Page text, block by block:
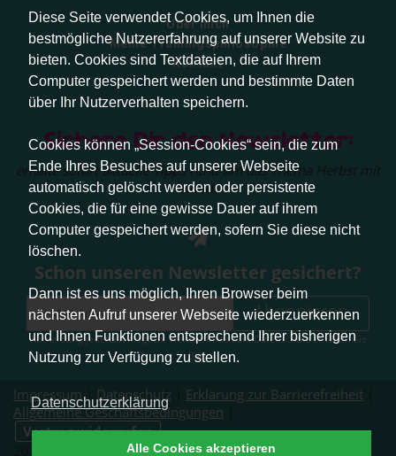
Diese Seite verwendet Cookies, um Ihnen die
bestmögliche Nutzererfahrung auf unserer Website zu
bieten. Cookies sind Textdateien, die auf Ihrem
Computer gespeichert werden und bestimmte Daten
über Ihr Nutzerverhalten speichern.
Cookies können „Session-Cookies“ sein, die zum
Ende Ihres Besuches auf unserer Webseite
automatisch gelöscht werden oder persistente
Cookies, die für eine gewisse Dauer auf ihrem
Computer gespeichert werden, sofern Sie diese nicht
löschen.
Dann ist es uns möglich, Ihren Browser beim
nächsten Aufruf unserer Webseite wiederzuerkennen
und Ihnen Funktionen entsprechend Ihrer bisherigen
Nutzung zur Verfügung zu stellen.
Datenschutzerklärung
Alle Cookies akzeptieren
Über mich
Meine Trainingsphilosophie
Kontakt
Sichere Dir den Newsletter:
erhalte sofort aktuelle Tipps rund um das Thema Herbst mit
Hund.
Schon unseren Newsletter gesichert?
Abonnieren
Abmeldung jederzeit möglich. Weitere Infos zum Datenschutz erhalten Sie
hier.
Impressum| Datenschutz Erklärung zur Barrierefreiheit
Allgemeine Geschäftsbedingungen
Vertrag widerrufen
2026 © Pfotenliebe Stuttgart. Alle Rechte vorbehalten.